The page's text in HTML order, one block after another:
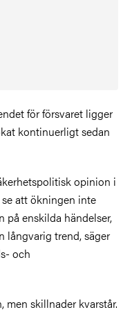
för försvaret ligger
kontinuerligt sedan
opinion i
att ökningen inte
på enskilda händelser,
långvarig trend, säger
och
skillnader kvarstår.